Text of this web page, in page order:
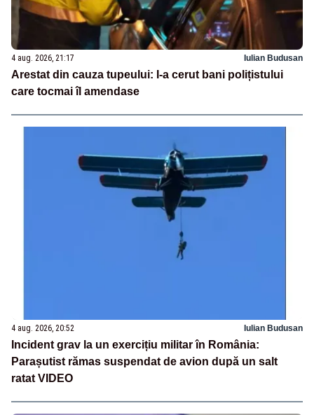
4 aug. 2026, 21:17 Iulian Budusan
Arestat din cauza tupeului: I-a cerut bani polițistului
care tocmai îl amendase
4 aug. 2026, 20:52 Iulian Budusan
Incident grav la un exercițiu militar în România:
Parașutist rămas suspendat de avion după un salt
ratat VIDEO